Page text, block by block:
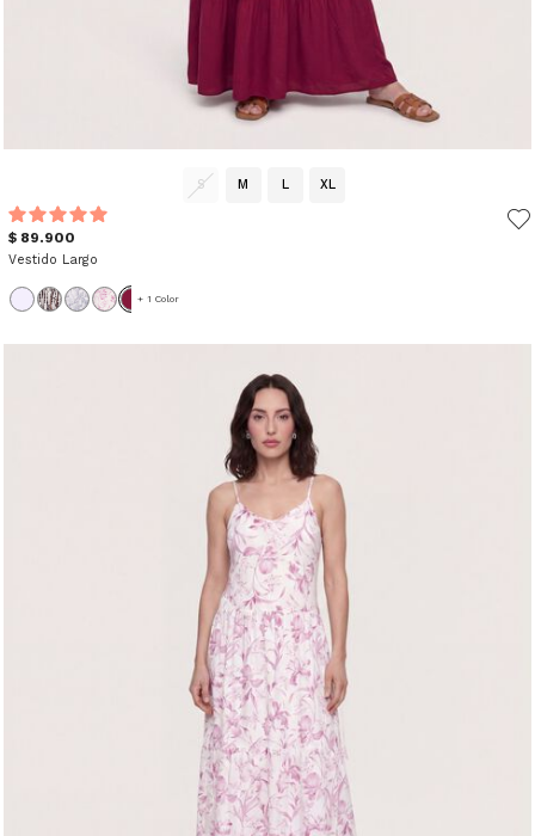
S M L XL
$ 89.900
Vestido Largo
+ 1 Color